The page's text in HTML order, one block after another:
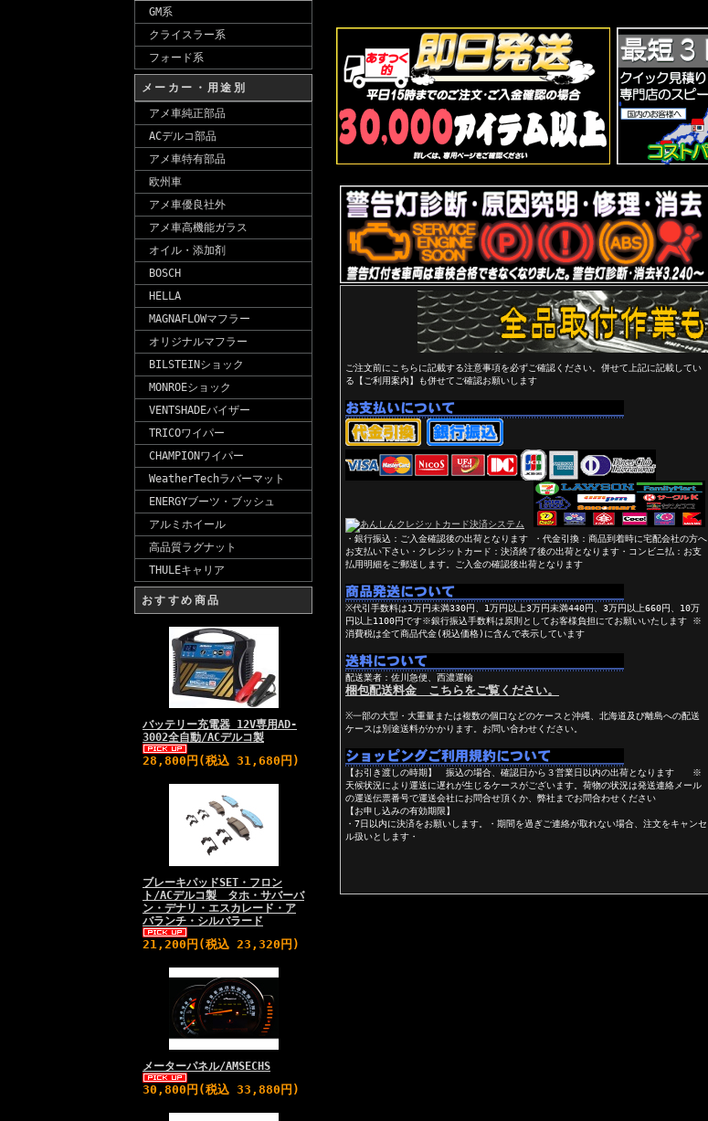
GM系
クライスラー系
フォード系
メーカー・用途別
アメ車純正部品
ACデルコ部品
アメ車特有部品
欧州車
アメ車優良社外
アメ車高機能ガラス
オイル・添加剤
BOSCH
HELLA
MAGNAFLOWマフラー
オリジナルマフラー
BILSTEINショック
MONROEショック
VENTSHADEバイザー
TRICOワイパー
CHAMPIONワイパー
WeatherTechラバーマット
ENERGYブーツ・ブッシュ
アルミホイール
高品質ラグナット
THULEキャリア
おすすめ商品
バッテリー充電器 12V専用AD-
3002全自動/ACデルコ製
28,800円(税込 31,680円)
ブレーキパッドSET・フロン
ト/ACデルコ製 タホ・サバーバ
ン・デナリ・エスカレード・ア
バランチ・シルバラード
21,200円(税込 23,320円)
メーターパネル/AMSECHS
30,800円(税込 33,880円)
ご注文前にこちらに記載する注意事項を必ずご確認ください。併せて上記に記載してい
る【ご利用案内】も併せてご確認お願いします
・銀行振込：ご入金確認後の出荷となります ・代金引換：商品到着時に宅配会社の方へ
お支払い下さい・クレジットカード：決済終了後の出荷となります・コンビニ払：お支
払用明細をご郵送します。ご入金の確認後出荷となります
※代引手数料は1万円未満330円、1万円以上3万円未満440円、3万円以上660円、10万
円以上1100円です※銀行振込手数料は原則としてお客様負担にてお願いいたします ※
消費税は全て商品代金(税込価格)に含んで表示しています
配送業者：佐川急便、西濃運輸
梱包配送料金 こちらをご覧ください。
※一部の大型・大重量または複数の個口などのケースと沖縄、北海道及び離島への配送
ケースは別途送料がかかります。お問い合わせください。
【お引き渡しの時期】 振込の場合、確認日から３営業日以内の出荷となります ※
天候状況により運送に遅れが生じるケースがございます。荷物の状況は発送連絡メール
の運送伝票番号で運送会社にお問合せ頂くか、弊社までお問合わせください
【お申し込みの有効期限】
・7日以内に決済をお願いします。・期間を過ぎご連絡が取れない場合、注文をキャンセ
ル扱いとします・